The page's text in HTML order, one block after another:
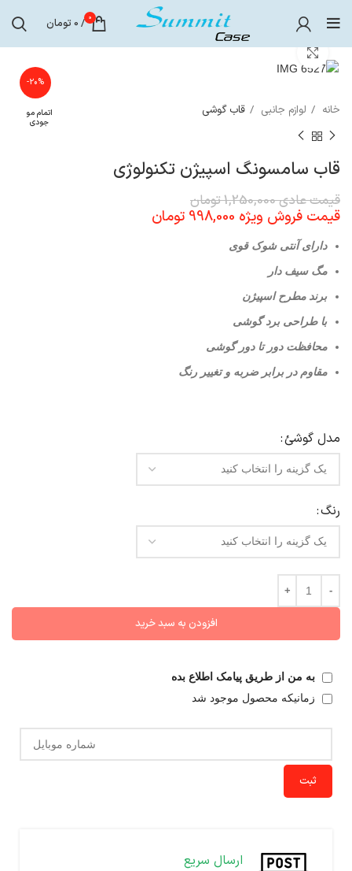
0
/
0 تومان
-20%
اتمام مو
جودی
خانه لوازم جانبی قاب گوشی
قاب سامسونگ اسپیژن تکنولوژی
قیمت عادی1,250,000تومان
قیمت فروش ویژه 998,000 تومان
دارای آنتی شوک‌ قوی
مگ سیف دار
برند مطرح اسپیژن
با طراحی برد گوشی
محافظت دور تا دور گوشی
مقاوم در برابر ضربه و تغییر رنگ
مدل گوشئ
رنگ
افزودن به سبد خرید
به من از طریق پیامک اطلاع بده
زمانیکه محصول موجود شد
ثبت
ارسال سریع